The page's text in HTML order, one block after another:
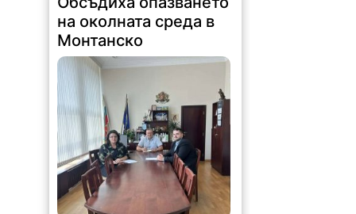
на околната среда в
Монтанско